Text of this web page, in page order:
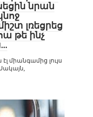
նրան
լռեցրեց
թե ինչ
միանգամից լույս